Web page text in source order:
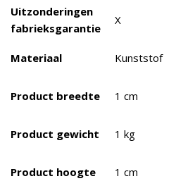
Uitzonderingen
fabrieksgarantie
X
Materiaal Kunststof
Product breedte 1 cm
Product gewicht 1 kg
Product hoogte 1 cm